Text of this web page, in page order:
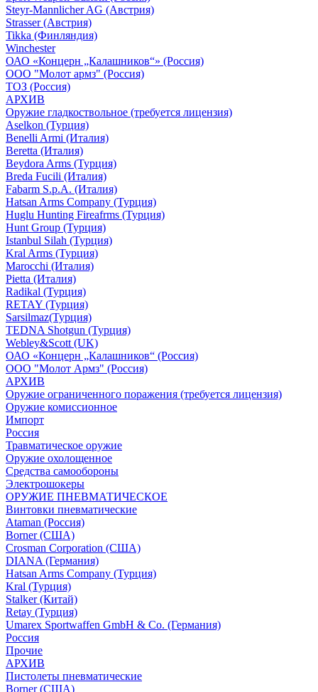
Steyr-Mannlicher AG (Австрия)
Strasser (Австрия)
Tikka (Финляндия)
Winchester
ОАО «Концерн „Калашников“» (Россия)
ООО "Молот армз" (Россия)
ТОЗ (Россия)
АРХИВ
Оружие гладкоствольное (требуется лицензия)
Aselkon (Турция)
Benelli Armi (Италия)
Beretta (Италия)
Beydora Arms (Турция)
Breda Fucili (Италия)
Fabarm S.p.A. (Италия)
Hatsan Arms Company (Турция)
Huglu Hunting Fireafrms (Турция)
Hunt Group (Турция)
Istanbul Silah (Турция)
Kral Arms (Турция)
Marocchi (Италия)
Pietta (Италия)
Radikal (Турция)
RETAY (Турция)
Sarsilmaz(Турция)
TEDNA Shotgun (Турция)
Webley&Scott (UK)
ОАО «Концерн „Калашников“ (Россия)
ООО "Молот Армз" (Россия)
АРХИВ
Оружие ограниченного поражения (требуется лицензия)
Оружие комиссионное
Импорт
Россия
Травматическое оружие
Оружие охолощенное
Средства самообороны
Электрошокеры
ОРУЖИЕ ПНЕВМАТИЧЕСКОЕ
Винтовки пневматические
Ataman (Россия)
Borner (США)
Crosman Corporation (США)
DIANA (Германия)
Hatsan Arms Company (Турция)
Kral (Турция)
Stalker (Китай)
Retay (Турция)
Umarex Sportwaffen GmbH & Co. (Германия)
Россия
Прочие
АРХИВ
Пистолеты пневматические
Borner (США)